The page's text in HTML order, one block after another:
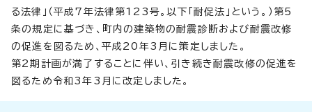
る法律」（平成7年法律第123号。以下「耐促法」という。）第5
条の規定に基づき、町内の建築物の耐震診断および耐震改修
の促進を図るため、平成20年3月に策定しました。
第2期計画が満了することに伴い、引き続き耐震改修の促進を
図るため令和3年3月に改定しました。